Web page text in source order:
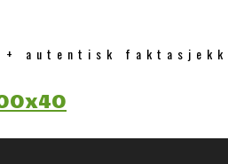
autentisk faktasjekk